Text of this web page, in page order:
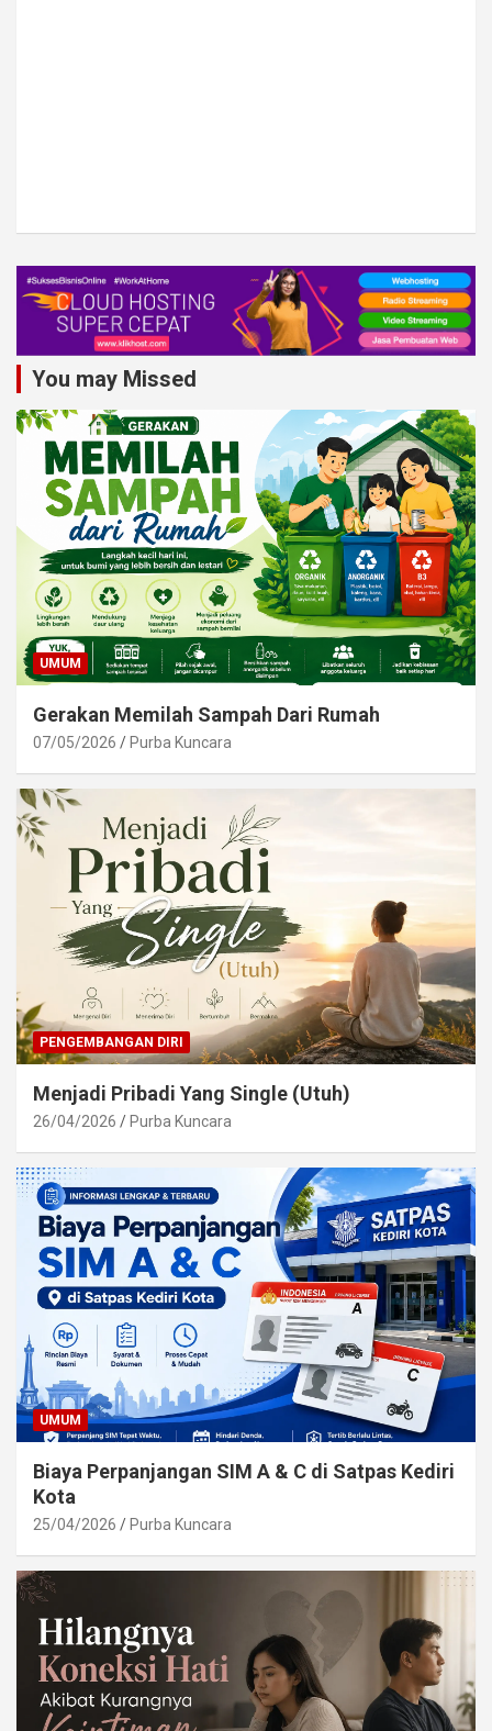
You may Missed
UMUM
Gerakan Memilah Sampah Dari Rumah
07/05/2026 Purba Kuncara
PENGEMBANGAN DIRI
Menjadi Pribadi Yang Single (Utuh)
26/04/2026 Purba Kuncara
UMUM
Biaya Perpanjangan SIM A & C di Satpas Kediri
Kota
25/04/2026 Purba Kuncara